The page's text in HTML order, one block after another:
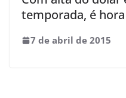
temporada, é
7 de abril de 2015